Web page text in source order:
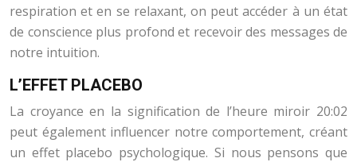
respiration et en se relaxant, on peut accéder à un état
de conscience plus profond et recevoir des messages de
notre intuition.
L’EFFET PLACEBO
La croyance en la signification de l’heure miroir 20:02
peut également influencer notre comportement, créant
un effet placebo psychologique. Si nous pensons que